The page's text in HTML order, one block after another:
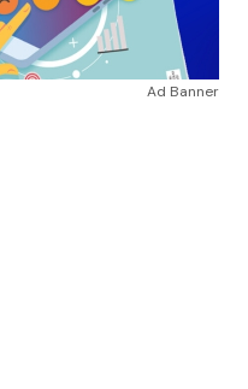
Ad Banner